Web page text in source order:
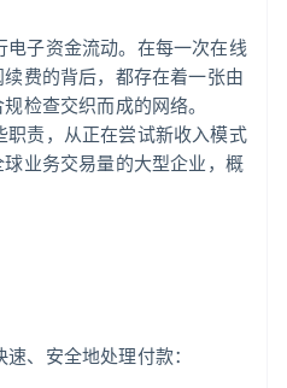
子资金流动。在每一次在线
费的背后，都存在着一张由
检查交织而成的网络。
责，从正在尝试新收入模式
业务交易量的大型企业，概
、安全地处理付款：